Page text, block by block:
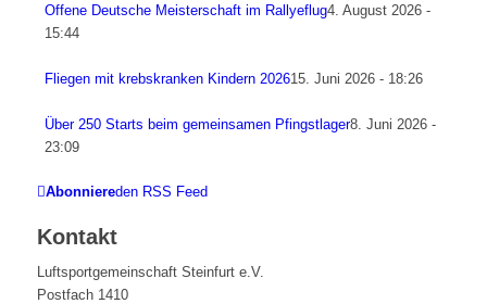
Offene Deutsche Meisterschaft im Rallyeflug4. August 2026 -
15:44
Fliegen mit krebskranken Kindern 202615. Juni 2026 - 18:26
Über 250 Starts beim gemeinsamen Pfingstlager8. Juni 2026 -
23:09
Abonniereden RSS Feed
Kontakt
Luftsportgemeinschaft Steinfurt e.V.
Postfach 1410